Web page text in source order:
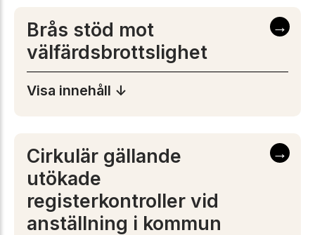
Brås stöd mot
välfärdsbrottslighet
→
Visa innehåll ↓
Cirkulär gällande
utökade
registerkontroller vid
anställning i kommun
→